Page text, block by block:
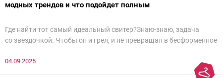
модных трендов и что подойдет полным
Где найти тот самый идеальный свитер?Знаю-знаю, задача
со звездочкой. Чтобы он и грел, и не превращал в бесформенное
паники.
04.09.2025